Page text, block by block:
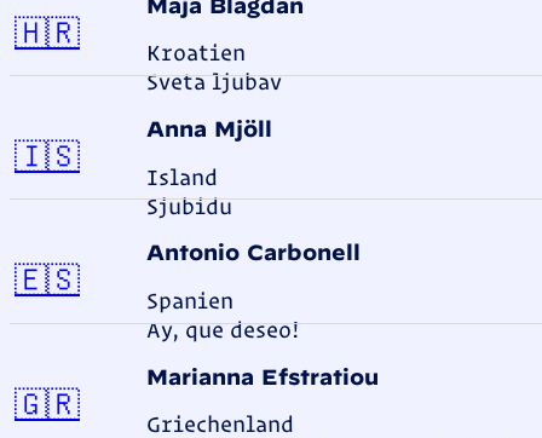
Maja Blagdan
Kroatien
Sveta ljubav
🇭🇷Kroatien
Anna Mjöll
Island
Sjubidu
🇮🇸Island
Antonio Carbonell
Spanien
Ay, que deseo!
🇪🇸Spanien
Marianna Efstratiou
Griechenland
🇬🇷Griechenland